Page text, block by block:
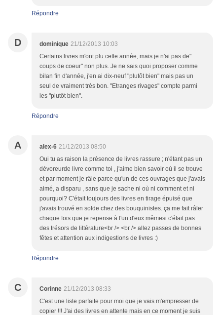
Répondre
D dominique 21/12/2013 10:03
Certains livres m'ont plu cette année, mais je n'ai pas de"
coups de coeur" non plus. Je ne sais quoi proposer comme
bilan fin d'année, j'en ai dix-neuf "plutôt bien" mais pas un
seul de vraiment très bon. "Etranges rivages" compte parmi
les "plutôt bien".
Répondre
A alex-6 21/12/2013 08:50
Oui tu as raison la présence de livres rassure ; n'étant pas un
dévoreurde livre comme toi , j'aime bien savoir où il se trouve
et par moment je râle parce qu'un de ces ouvrages que j'avais
aimé, a disparu , sans que je sache ni où ni comment et ni
pourquoi? C'était toujours des livres en tirage épuisé que
j'avais trouvé en solde chez des bouquinistes. ça me fait râler
chaque fois que je repense à l'un d'eux mêmesi c'était pas
des trésors de littérature<br /> <br /> allez passes de bonnes
fêtes et attention aux indigestions de livres :)
Répondre
C Corinne 21/12/2013 08:33
C'est une liste parfaite pour moi que je vais m'empresser de
copier !!! J'ai des livres en attente mais en ce moment je suis